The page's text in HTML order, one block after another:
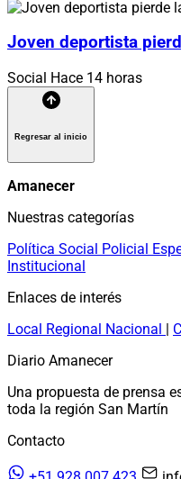
Joven deportista
Social Hace 14 horas
Regresar al inicio
Amanecer
Nuestras categorías
Política Social Policial
Institucional
Enlaces de interés
Local Regional Nacional |
Diario Amanecer
Una propuesta de prensa
toda la región San Martín
Contacto